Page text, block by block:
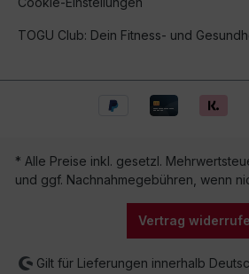
TOGU Club: Dein Fitness- und
* Alle Preise inkl. gesetzl.
und ggf. Nachnahmegebühren, wenn
Vertrag
Gilt für Lieferungen innerhalb